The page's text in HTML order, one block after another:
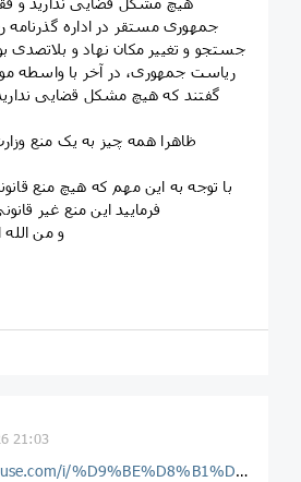
جمهوری مستقر در اداره گذرنامه
جستجو و تغییر مکان نهاد و بلاتصدی
ریاست جمهوری، در آخر با واسطه
گفتند که هیچ مشکل قضایی ندارید
با توجه به این مهم که هیچ منع
فرمایید این منع غیر
و من الله
21:03
i/